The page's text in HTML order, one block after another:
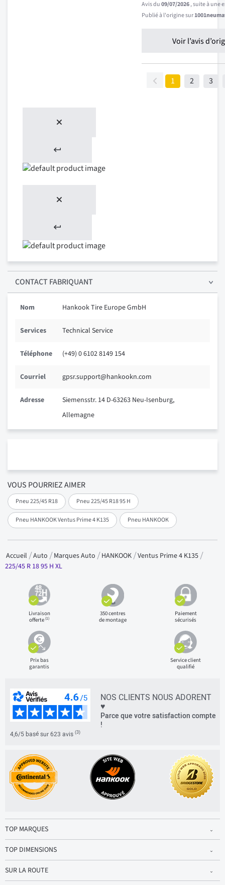
VOUS POURRIEZ AIMER
Pneu 225/45 R18 Pneu 225/45 R18 95 H
Pneu HANKOOK Ventus Prime 4 K135 Pneu HANKOOK
Avis du09/07/2026, suite à une
Publié à l'origine sur
Voir l’avis
1 2 3
CONTACT FABRIQUANT
Nom Hankook Tire Europe GmbH
Services Technical Service
Téléphone (+49) 0 6102 8149 154
Courriel gpsr.support@hankookn.com
Adresse
Siemensstr. 14 D-63263 Neu-Isenburg,
Allemagne
Accueil Auto Marques Auto HANKOOK Ventus Prime 4 K135
225/45 R 18 95 H XL
Livraison
offerte(1)
350 centres
de montage
Paiement
sécurisés
Prix bas
garantis
Service client
qualifié
NOS CLIENTS NOUS ADORENT
♥
Parce que votre satisfaction compte
!
4,6/5 basé sur 623 avis (3)
TOP MARQUES
TOP DIMENSIONS
SUR LA ROUTE